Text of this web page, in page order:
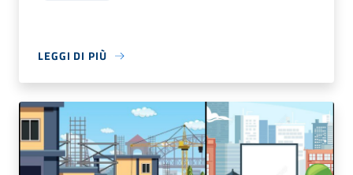
LEGGI DI PIÙ